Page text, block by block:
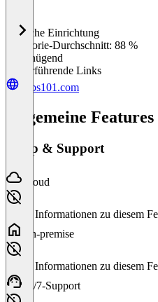
%
Einfache Einrichtung
Kategorie-Durchschnitt: 88 %
Ungenügend
Weiterführende Links
hubs101.com
Allgemeine Features
Setup & Support
Cloud
Keine Informationen zu diesem
On-premise
Keine Informationen zu diesem
24/7-Support